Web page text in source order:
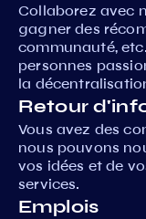
Collaborez avec
gagner des
communauté,
personnes
la
Retour
Vous avez des
nous pouvons
vos idées et de
services.
Emplois